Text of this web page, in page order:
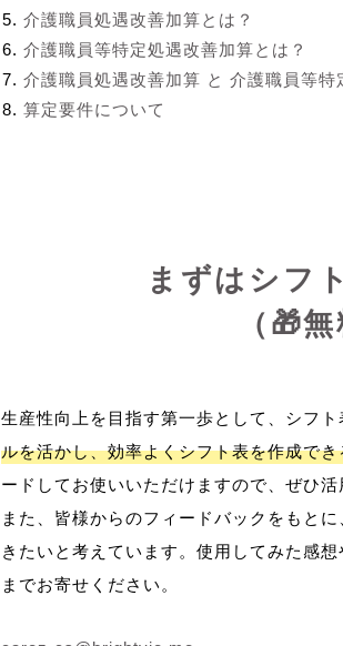
介護職員処遇改善加算とは？
介護職員等特定処遇改善加算とは？
介護職員処遇改善加算 と 介護職員等特
算定要件について
まずはシフ
（🎁
生産性向上を目指す第一歩として、シフト
ルを活かし、効率よくシフト表を作成で
ードしてお使いいただけますので、ぜひ活
また、皆様からのフィードバックをもと
きたいと考えています。使用してみた感
までお寄せください。